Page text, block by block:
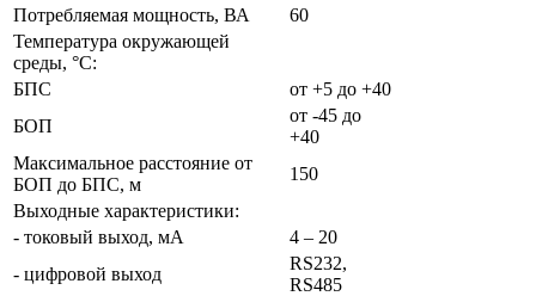
Потребляемая мощность, ВА
60
Температура окружающей
среды, °С:
БПС
от +5 до +40
БОП
от -45 до
+40
Максимальное расстояние от
БОП до БПС, м
150
Выходные характеристики:
- токовый выход, мА
4 – 20
- цифровой выход
RS232,
RS485